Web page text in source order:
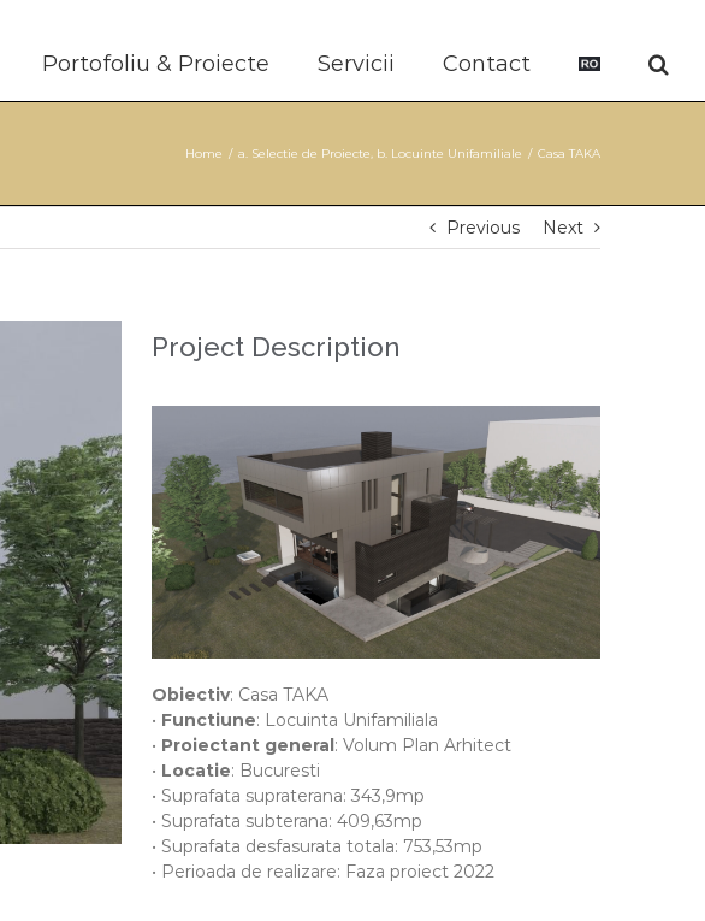
Portofoliu & Proiecte Servicii Contact
Home / a. Selectie de Proiecte, b. Locuinte Unifamiliale / Casa TAKA
Previous Next
Project Description
Obiectiv: Casa TAKA
• Functiune: Locuinta Unifamiliala
• Proiectant general: Volum Plan Arhitect
• Locatie: Bucuresti
• Suprafata supraterana: 343,9mp
• Suprafata subterana: 409,63mp
• Suprafata desfasurata totala: 753,53mp
• Perioada de realizare: Faza proiect 2022